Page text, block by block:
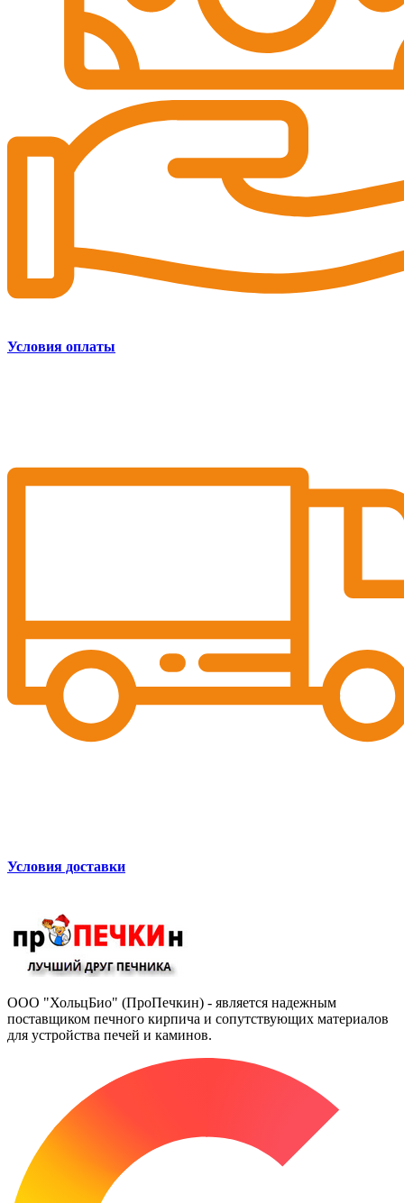
Условия оплаты
Условия доставки
ООО "ХольцБио" (ПроПечкин) - является надежным
поставщиком печного кирпича и сопутствующих материалов
для устройства печей и каминов.